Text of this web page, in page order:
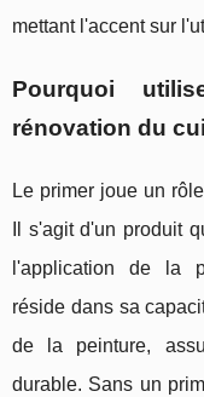
mettant l'accent sur
Pourquoi
rénovation du
Le primer joue un
Il s'agit d'un produit
l'application de la
réside dans sa
de la peinture,
durable. Sans un